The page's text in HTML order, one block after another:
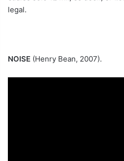
legal.
NOISE (Henry Bean, 2007).